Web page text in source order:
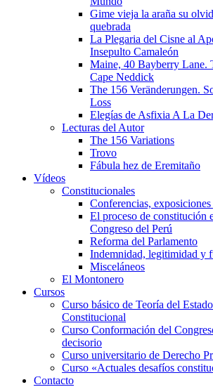
Gime vieja la araña su
quebrada
La Plegaria del Cisne al
Insepulto Camaleón
Maine, 40 Bayberry Lane.
Cape Neddick
The 156 Veränderungen.
Loss
Elegías de Asfixia A La
Lecturas del Autor
The 156 Variations
Trovo
Fábula hez de Eremitaño
Vídeos
Constitucionales
Conferencias,
El proceso de constitución
Congreso del Perú
Reforma del Parlamento
Indemnidad, legitimidad y
Misceláneos
El Montonero
Cursos
Curso básico de Teoría del
Constitucional
Curso Conformación del
decisorio
Curso universitario de Derecho
Curso «Actuales desafíos
Contacto